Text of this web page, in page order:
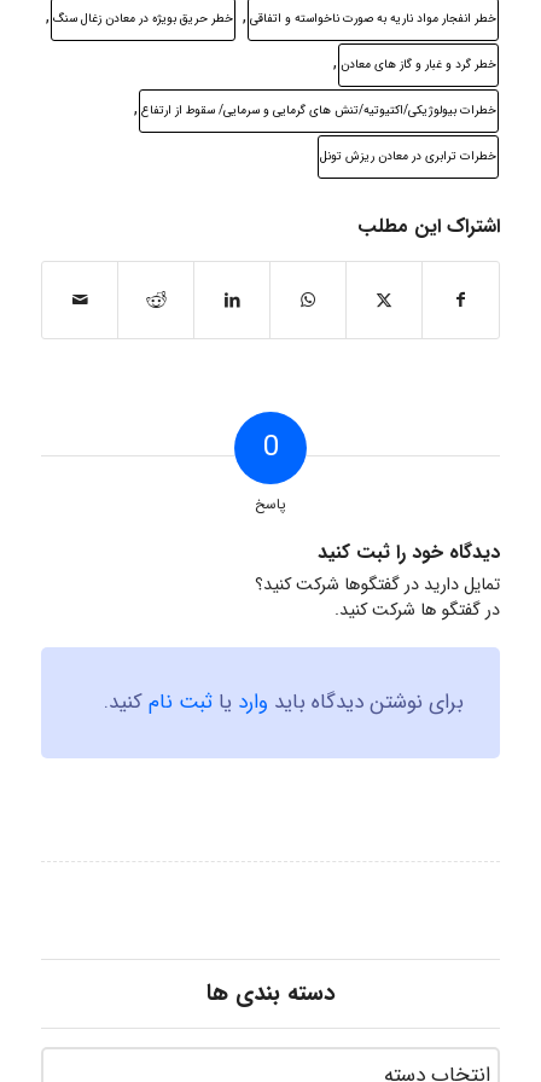
خطر انفجار مواد ناریه به صورت ناخواسته و اتفاقی , خطر حریق بویژه در معادن زغال سنگ ,
خطر گرد و غبار و گاز های معادن ,
خطرات بیولوژیکی/اکتیوتیه/تنش های گرمایی و سرمایی/ سقوط از ارتفاع ,
خطرات ترابری در معادن ریزش تونل
اشتراک این مطلب
0
پاسخ
دیدگاه خود را ثبت کنید
تمایل دارید در گفتگوها شرکت کنید؟
در گفتگو ها شرکت کنید.
برای نوشتن دیدگاه باید وارد یا ثبت نامکنید.
دسته بندی ها